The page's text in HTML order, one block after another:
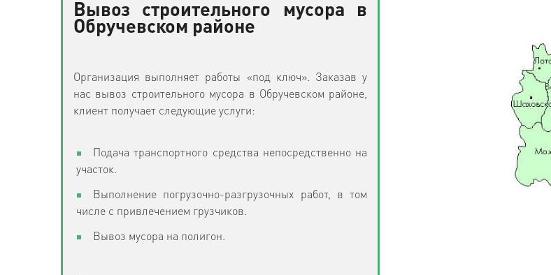
Вывоз строительного мусора в
Обручевском районе
Организация выполняет работы «под ключ». Заказав у
нас вывоз строительного мусора в Обручевском районе,
клиент получает следующие услуги:
Подача транспортного средства непосредственно на
участок.
Выполнение погрузочно-разгрузочных работ, в том
числе с привлечением грузчиков.
Вывоз мусора на полигон.